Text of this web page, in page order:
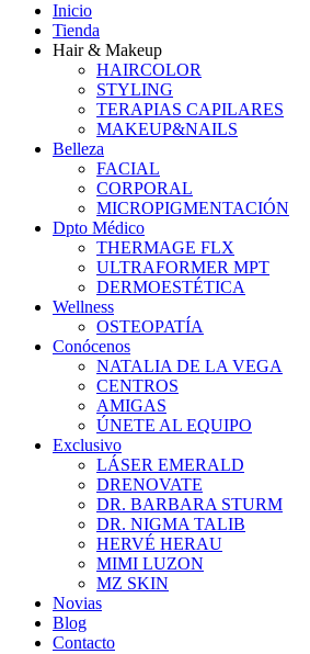
Inicio
Tienda
Hair & Makeup
HAIRCOLOR
STYLING
TERAPIAS CAPILARES
MAKEUP&NAILS
Belleza
FACIAL
CORPORAL
MICROPIGMENTACIÓN
Dpto Médico
THERMAGE FLX
ULTRAFORMER MPT
DERMOESTÉTICA
Wellness
OSTEOPATÍA
Conócenos
NATALIA DE LA VEGA
CENTROS
AMIGAS
ÚNETE AL EQUIPO
Exclusivo
LÁSER EMERALD
DRENOVATE
DR. BARBARA STURM
DR. NIGMA TALIB
HERVÉ HERAU
MIMI LUZON
MZ SKIN
Novias
Blog
Contacto